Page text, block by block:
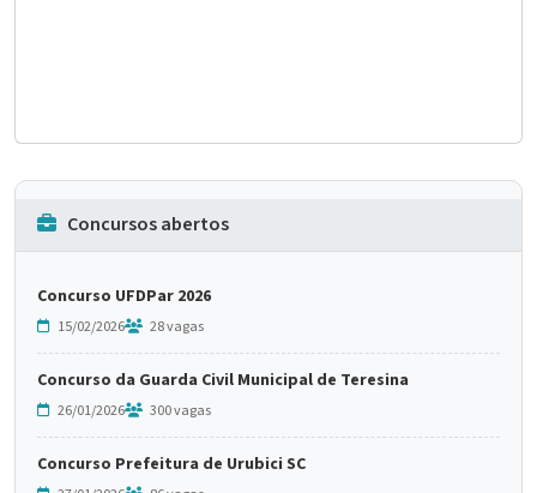
Concursos abertos
Concurso UFDPar 2026
15/02/2026 28 vagas
Concurso da Guarda Civil Municipal de Teresina
26/01/2026 300 vagas
Concurso Prefeitura de Urubici SC